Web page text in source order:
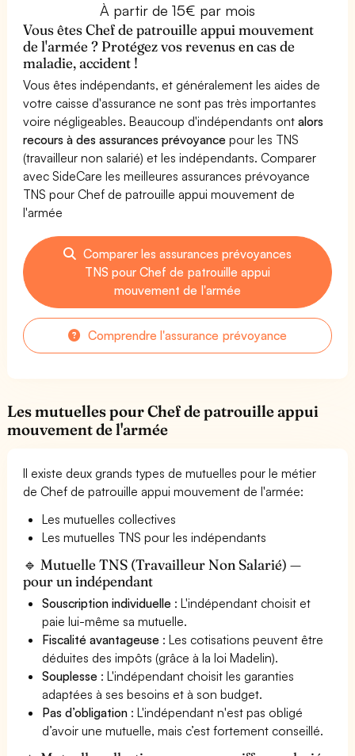
À partir de 15€ par mois
Vous êtes Chef de patrouille appui mouvement
de l'armée ? Protégez vos revenus en cas de
maladie, accident !
Vous êtes indépendants, et généralement les aides de
votre caisse d'assurance ne sont pas très importantes
voire négligeables. Beaucoup d'indépendants ontalors
recours à des assurances prévoyance pour les TNS
(travailleur non salarié) et les indépendants. Comparer
avec SideCare les meilleures assurances prévoyance
TNS pour Chef de patrouille appui mouvement de
l'armée
Comparer les assurances prévoyances
TNS pour Chef de patrouille appui
mouvement de l'armée
Comprendre l'assurance prévoyance
Les mutuelles pour Chef de patrouille appui
mouvement de l'armée
Il existe deux grands types de mutuelles pour le métier
de Chef de patrouille appui mouvement de l'armée:
Les mutuelles collectives
Les mutuelles TNS pour les indépendants
🔹 Mutuelle TNS (Travailleur Non Salarié) —
pour un indépendant
Souscription individuelle : L'indépendant choisit et
paie lui-même sa mutuelle.
Fiscalité avantageuse : Les cotisations peuvent être
déduites des impôts (grâce à la loi Madelin).
Souplesse : L'indépendant choisit les garanties
adaptées à ses besoins et à son budget.
Pas d’obligation : L'indépendant n'est pas obligé
d’avoir une mutuelle, mais c’est fortement conseillé.